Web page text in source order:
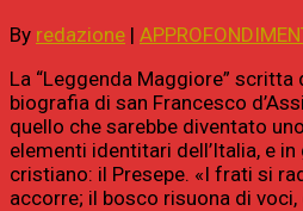
By redazione |
La “Leggenda Maggiore” scritta
biografia di san Francesco
quello che sarebbe diventato
elementi identitari dell’Italia, e
cristiano: il Presepe. «I frati si
accorre; il bosco risuona di voci,